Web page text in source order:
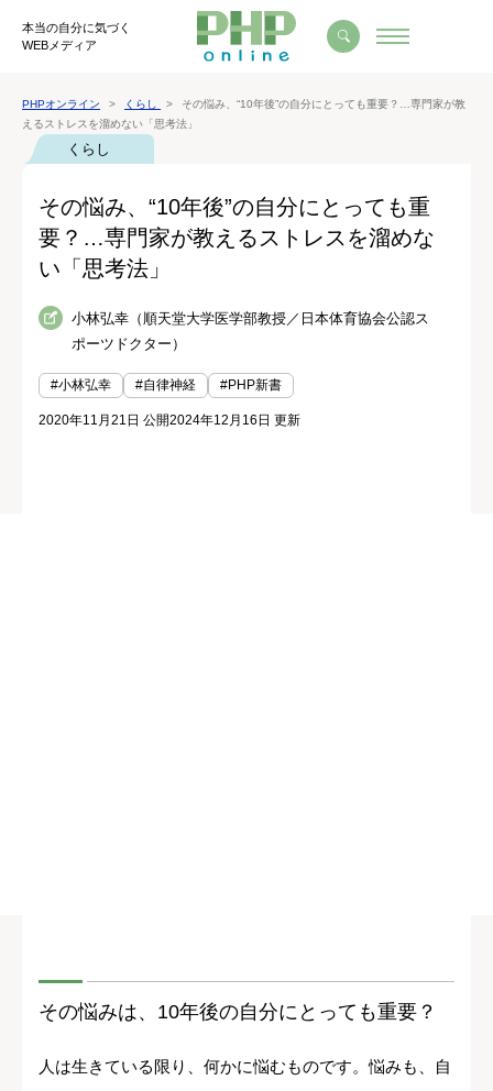
本当の自分に気づく
WEBメディア
PHPオンライン くらし
その悩み、“10年後”の自分にとっても重要？…専門家が教
えるストレスを溜めない「思考法」
くらし
その悩み、“10年後”の自分にとっても重
要？…専門家が教えるストレスを溜めな
い「思考法」
小林弘幸（順天堂大学医学部教授／日本体育協会公認ス
ポーツドクター）
#小林弘幸 #自律神経 #PHP新書
2020年11月21日 公開2024年12月16日 更新
その悩みは、10年後の自分にとっても重要？
人は生きている限り、何かに悩むものです。悩みも、自